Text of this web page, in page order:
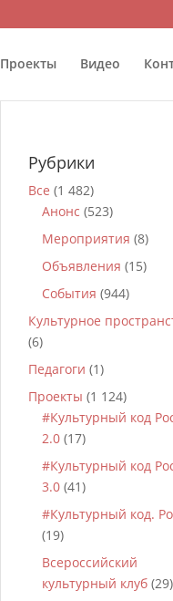
Проекты Видео
Рубрики
Все (1 482)
Анонс (523)
Мероприятия (8)
Объявления (15)
События (944)
Культурное
(6)
Педагоги (1)
Проекты (1 124)
#Культурный код
2.0 (17)
#Культурный код
3.0 (41)
#Культурный код.
(19)
Всероссийский
культурный клуб (29)